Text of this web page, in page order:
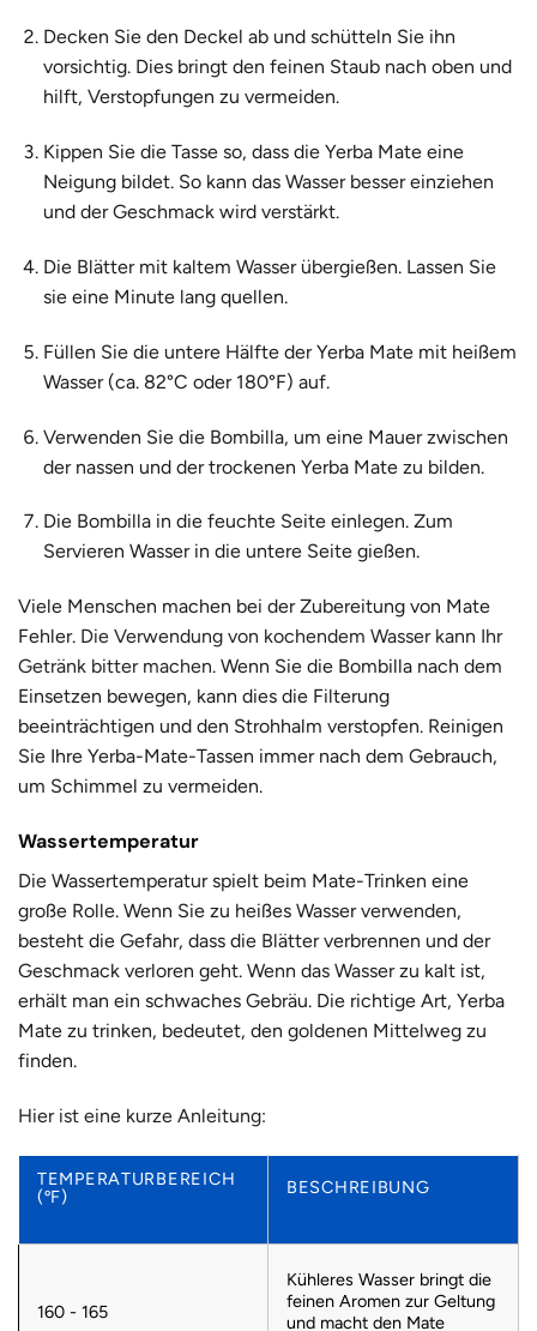
Decken Sie den Deckel ab und schütteln Sie ihn
vorsichtig. Dies bringt den feinen Staub nach oben und
hilft, Verstopfungen zu vermeiden.
Kippen Sie die Tasse so, dass die Yerba Mate eine
Neigung bildet. So kann das Wasser besser einziehen
und der Geschmack wird verstärkt.
Die Blätter mit kaltem Wasser übergießen. Lassen Sie
sie eine Minute lang quellen.
Füllen Sie die untere Hälfte der Yerba Mate mit heißem
Wasser (ca. 82°C oder 180°F) auf.
Verwenden Sie die Bombilla, um eine Mauer zwischen
der nassen und der trockenen Yerba Mate zu bilden.
Die Bombilla in die feuchte Seite einlegen. Zum
Servieren Wasser in die untere Seite gießen.
Viele Menschen machen bei der Zubereitung von Mate
Fehler. Die Verwendung von kochendem Wasser kann Ihr
Getränk bitter machen. Wenn Sie die Bombilla nach dem
Einsetzen bewegen, kann dies die Filterung
beeinträchtigen und den Strohhalm verstopfen. Reinigen
Sie Ihre Yerba-Mate-Tassen immer nach dem Gebrauch,
um Schimmel zu vermeiden.
Wassertemperatur
Die Wassertemperatur spielt beim Mate-Trinken eine
große Rolle. Wenn Sie zu heißes Wasser verwenden,
besteht die Gefahr, dass die Blätter verbrennen und der
Geschmack verloren geht. Wenn das Wasser zu kalt ist,
erhält man ein schwaches Gebräu. Die richtige Art, Yerba
Mate zu trinken, bedeutet, den goldenen Mittelweg zu
finden.
Hier ist eine kurze Anleitung:
TEMPERATURBEREICH
(ºF)
BESCHREIBUNG
160 - 165
Kühleres Wasser bringt die
feinen Aromen zur Geltung
und macht den Mate